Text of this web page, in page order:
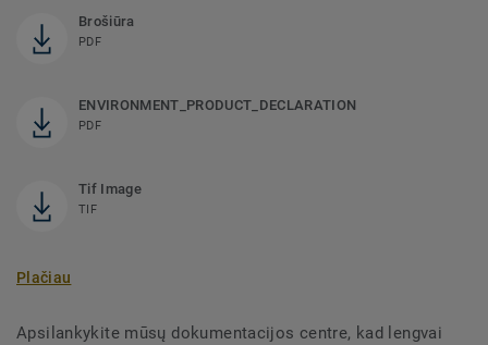
Brošiūra
PDF
ENVIRONMENT_PRODUCT_DECLARATION
PDF
Tif Image
TIF
Plačiau
Apsilankykite mūsų dokumentacijos centre, kad lengvai